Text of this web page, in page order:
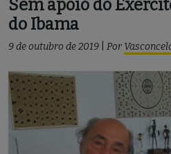
Sem apoio do
do Ibama
9 de outubro de 2019 Por